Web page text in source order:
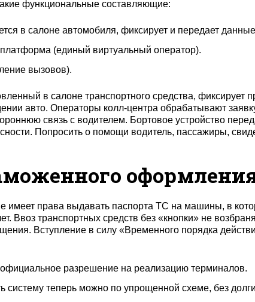
функциональные составляющие:
в салоне автомобиля, фиксирует и передает
(единый виртуальный оператор).
вызовов).
в салоне транспортного средства,
авто. Операторы колл-центра обрабатывают
связь с водителем. Бортовое устройство
Попросить о помощи водитель, пассажиры,
имеет права выдавать паспорта ТС на машины, в
Ввоз транспортных средств без «кнопки» не
Вступление в силу «Временного порядка
разрешение на реализацию терминалов.
систему теперь можно по упрощенной схеме, без